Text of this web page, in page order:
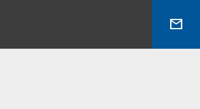
mail